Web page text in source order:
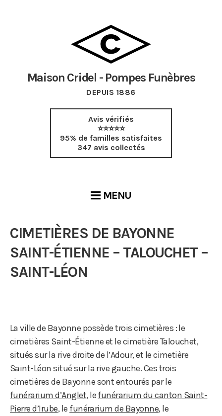
Maison Cridel - Pompes Funèbres
DEPUIS 1886
Avis vérifiés
⭐⭐⭐⭐⭐
95% de familles satisfaites
347 avis collectés
MENU
CIMETIÈRES DE BAYONNE
SAINT-ÉTIENNE – TALOUCHET –
SAINT-LÉON
La ville de Bayonne possède trois cimetières : le
cimetières Saint-Étienne et le cimetière Talouchet,
situés sur la rive droite de l’Adour, et le cimetière
Saint-Léon situé sur la rive gauche. Ces trois
cimetières de Bayonne sont entourés parle
funérarium d’Anglet, lefunérarium du canton Saint-
Pierre d’Irube, le funérarium de Bayonne, le